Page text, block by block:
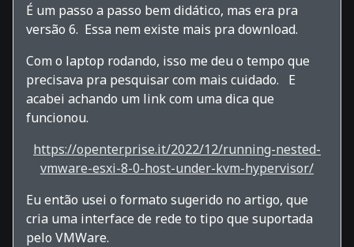
É um passo a passo bem didático, mas era pra
versão 6. Essa nem existe mais pra download.
Com o laptop rodando, isso me deu o tempo que
precisava pra pesquisar com mais cuidado. E
acabei achando um link com uma dica que
funcionou.
https://openterprise.it/2022/12/running-nested-
vmware-esxi-8-0-host-under-kvm-hypervisor/
Eu então usei o formato sugerido no artigo, que
cria uma interface de rede to tipo que suportada
pelo VMWare.